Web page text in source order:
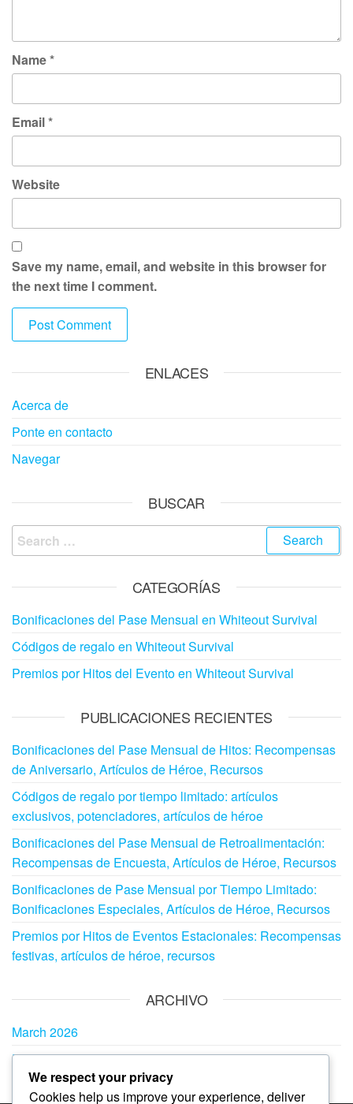
Name*
Email*
Website
Save my name, email, and website in this browser for
the next time I comment.
ENLACES
Acerca de
Ponte en contacto
Navegar
BUSCAR
Search
for:
CATEGORÍAS
Bonificaciones del Pase Mensual en Whiteout Survival
Códigos de regalo en Whiteout Survival
Premios por Hitos del Evento en Whiteout Survival
PUBLICACIONES RECIENTES
Bonificaciones del Pase Mensual de Hitos: Recompensas
de Aniversario, Artículos de Héroe, Recursos
Códigos de regalo por tiempo limitado: artículos
exclusivos, potenciadores, artículos de héroe
Bonificaciones del Pase Mensual de Retroalimentación:
Recompensas de Encuesta, Artículos de Héroe, Recursos
Bonificaciones de Pase Mensual por Tiempo Limitado:
Bonificaciones Especiales, Artículos de Héroe, Recursos
Premios por Hitos de Eventos Estacionales: Recompensas
festivas, artículos de héroe, recursos
ARCHIVO
March 2026
February 2026
We respect your privacy
Cookies help us improve your experience, deliver